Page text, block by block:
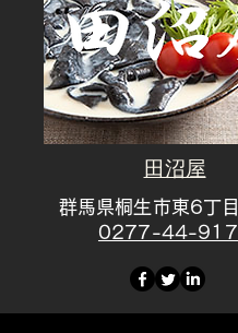
田沼屋
群馬県桐生市東6丁
​0277-44-